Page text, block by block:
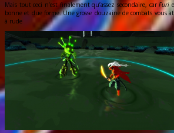
Mais tout ceci n’est finalement qu’assez secondaire, carFuri
bonne et due forme. Une grosse douzaine de combats
à rude